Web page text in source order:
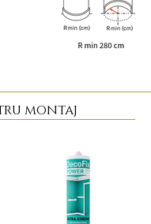
montaj